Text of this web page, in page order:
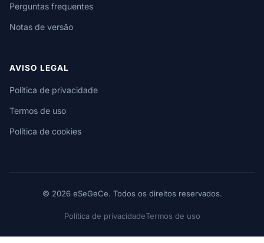
Perguntas frequentes
Notas de versão
AVISO LEGAL
Política de privacidade
Termos de uso
Política de cookies
© 2026 eSeGeCe. Todos os direitos reservados.
Política de privacidadeTermos de uso